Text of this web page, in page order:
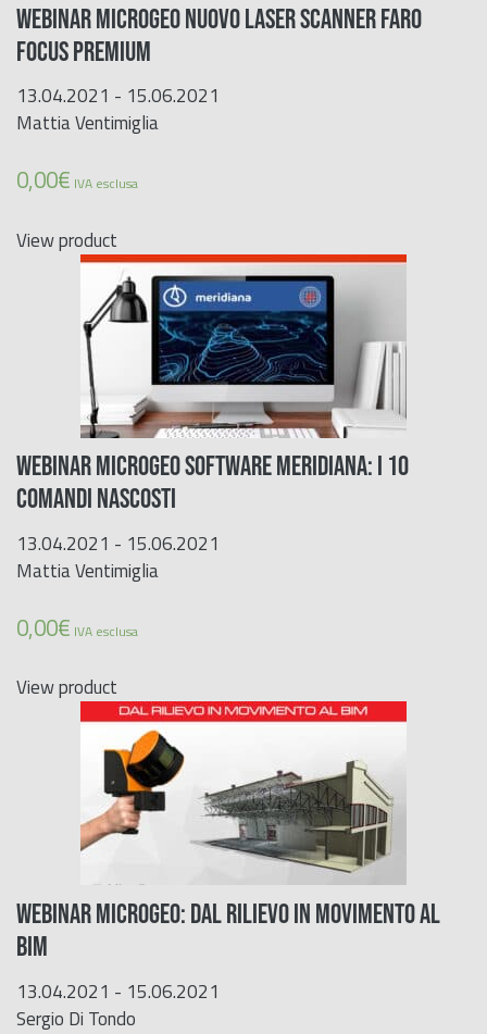
WEBINAR MICROGEO NUOVO LASER SCANNER FARO
FOCUS PREMIUM
13.04.2021 - 15.06.2021
Mattia Ventimiglia
0,00€ IVA esclusa
View product
WEBINAR MICROGEO SOFTWARE MERIDIANA: I 10
COMANDI NASCOSTI
13.04.2021 - 15.06.2021
Mattia Ventimiglia
0,00€ IVA esclusa
View product
WEBINAR MICROGEO: Dal rilievo in movimento al
BIM
13.04.2021 - 15.06.2021
Sergio Di Tondo